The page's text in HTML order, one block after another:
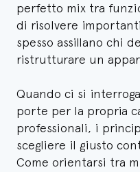
perfetto mix tra
di risolvere
spesso assillano chi
ristrutturare un
Quando ci si
porte per la propria
professionali, i
scegliere il giusto
Come orientarsi tra